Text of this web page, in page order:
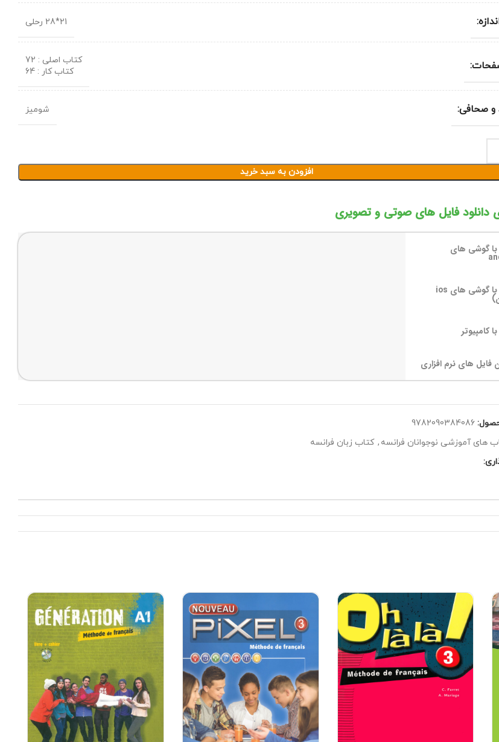
21*28 رحلی
کتاب اصلی : 72
کتاب کار : 64
و صحافی: شومیز
افزودن به سبد خرید
دانلود فایل های صوتی و تصویری
با گوشی های
دانلود با گوشی های ios
کامپیوتر
فایل های نرم افزاری
9782090384086
های آموزشی نوجوانان فرانسه , کتاب زبان فرانسه